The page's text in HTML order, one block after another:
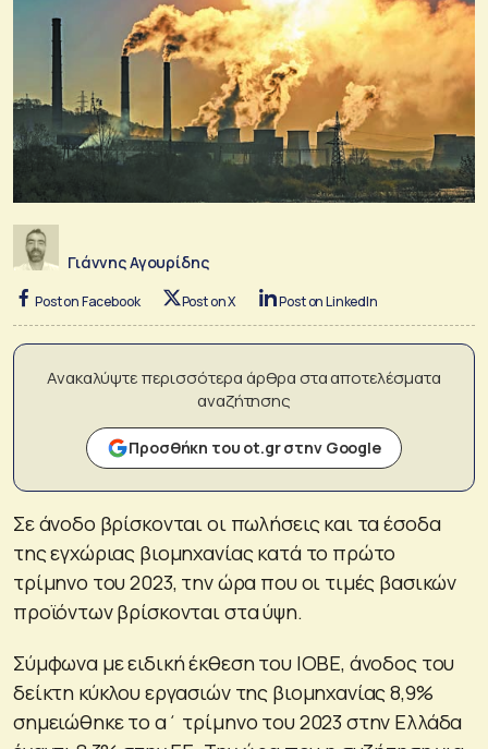
Γιάννης Αγουρίδης
Post on Facebook Post on X Post on LinkedIn
Ανακαλύψτε περισσότερα άρθρα στα αποτελέσματα
αναζήτησης
Προσθήκη του ot.gr στην Google
Σε άνοδο βρίσκονται οι πωλήσεις και τα έσοδα
της εγχώριας βιομηχανίας κατά το πρώτο
τρίμηνο του 2023, την ώρα που οι τιμές βασικών
προϊόντων βρίσκονται στα ύψη.
Σύμφωνα με ειδική έκθεση του ΙΟΒΕ, άνοδος του
δείκτη κύκλου εργασιών της βιομηχανίας 8,9%
σημειώθηκε το α΄ τρίμηνο του 2023 στην Ελλάδα